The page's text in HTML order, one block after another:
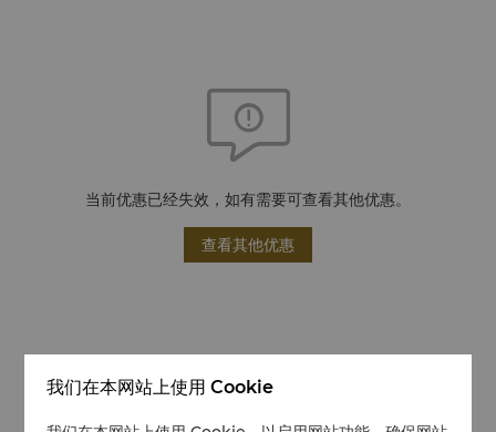
当前优惠已经失效，如有需要可查看其他优惠。
查看其他优惠
我们在本网站上使用 Cookie